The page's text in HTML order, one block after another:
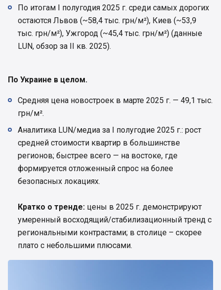
По итогам І полугодия 2025 г. среди самых дорогих
остаются Львов (~58,4 тыс. грн/м²), Киев (~53,9
тыс. грн/м²), Ужгород (~45,4 тыс. грн/м²) (данные
LUN, обзор за ІІ кв. 2025).
По Украине в целом.
Средняя цена новостроек в марте 2025 г. — 49,1 тыс.
грн/м².
Аналитика LUN/медиа за I полугодие 2025 г.: рост
средней стоимости квартир в большинстве
регионов; быстрее всего — на востоке, где
формируется отложенный спрос на более
безопасных локациях.
Кратко о тренде: цены в 2025 г. демонстрируют
умеренный восходящий/стабилизационный тренд с
региональными контрастами; в столице – скорее
плато с небольшими плюсами.